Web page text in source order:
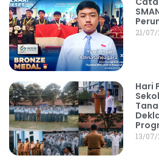
21/07/
Hari
13/07/